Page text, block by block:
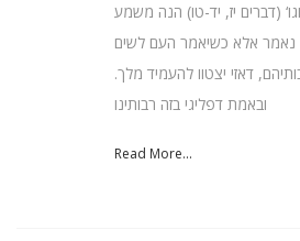
(דברים יז, יד-טו) הנה משמע
אלא כשיאמר העם לשים
דאזי יצטוו להעמיד מלך.
ובאמת דפליגי בזה רבותינו
Read More...